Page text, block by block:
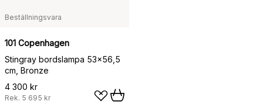
Beställningsvara
101 Copenhagen
Stingray bordslampa 53x56,5
cm, Bronze
4 300 kr
Rek. 5 695 kr